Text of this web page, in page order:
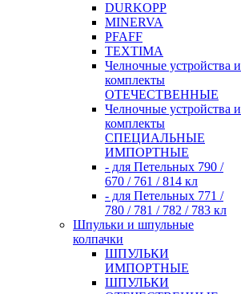
DURKOPP
MINERVA
PFAFF
TEXTIMA
Челночные устройства и
комплекты
ОТЕЧЕСТВЕННЫЕ
Челночные устройства и
комплекты
СПЕЦИАЛЬНЫЕ
ИМПОРТНЫЕ
- для Петельных 790 /
670 / 761 / 814 кл
- для Петельных 771 /
780 / 781 / 782 / 783 кл
Шпульки и шпульные
колпачки
ШПУЛЬКИ
ИМПОРТНЫЕ
ШПУЛЬКИ